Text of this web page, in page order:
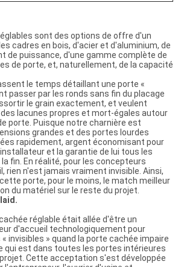
sont des options de offre d'un
cadres en bois, d'acier et d'aluminium, de
de puissance, d'une gamme complète de
de porte, et, naturellement, de la capacité
le temps détaillant une porte «
passer par les ronds sans fin du placage
le grain exactement, et veulent
lacunes propres et mort-égales autour
porte. Puisque notre charnière est
grandes et des portes lourdes
rapidement, argent économisant pour
et la garantie de lui tous les
fin. En réalité, pour les concepteurs
rien n'est jamais vraiment invisible. Ainsi,
porte, pour le moins, le match meilleur
du matériel sur le reste du projet.
réglable était allée d'être un
d'accueil technologiquement pour
invisibles » quand la porte cachée impaire
qui est dans toutes les portes intérieures
Cette acceptation s'est développée